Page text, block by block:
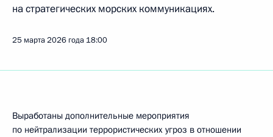
на стратегических морских коммуникациях.
25 марта 2026 года 18:00
Выработаны дополнительные мероприятия
по нейтрализации террористических угроз в отношении